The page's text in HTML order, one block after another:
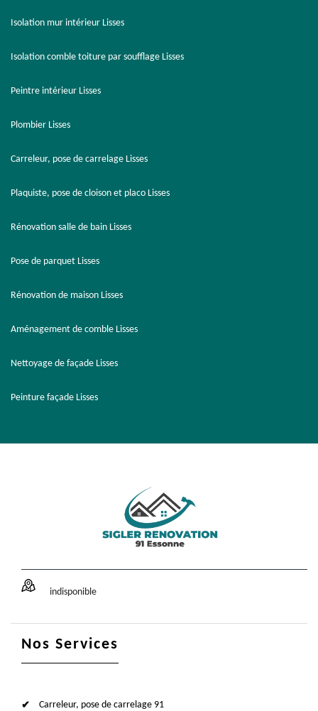
Isolation mur intérieur Lisses
Isolation comble toiture par soufflage Lisses
Peintre intérieur Lisses
Plombier Lisses
Carreleur, pose de carrelage Lisses
Plaquiste, pose de cloison et placo Lisses
Rénovation salle de bain Lisses
Pose de parquet Lisses
Rénovation de maison Lisses
Aménagement de comble Lisses
Nettoyage de façade Lisses
Peinture façade Lisses
indisponible
Nos Services
Carreleur, pose de carrelage 91